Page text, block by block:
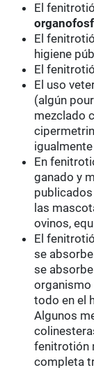
El
El
higiene
El
El uso
(algún
mezclado
En
ganado y
las
ovinos,
El
se
se
organismo
todo en el
Algunos
fenitrotión
completa